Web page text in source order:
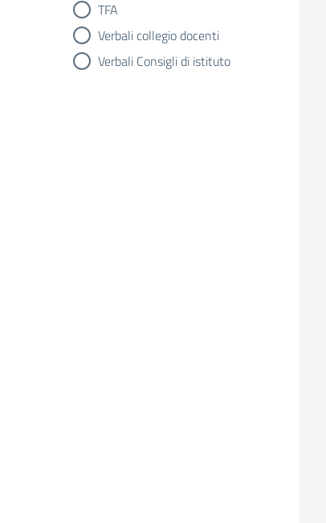
TFA
Verbali collegio docenti
Verbali Consigli di istituto